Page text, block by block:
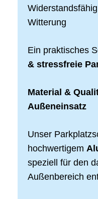
Witterung
Ein praktisches
& stressfreie
Material &
Außeneinsatz
Unser
hochwertigem
speziell für den
Außenbereich